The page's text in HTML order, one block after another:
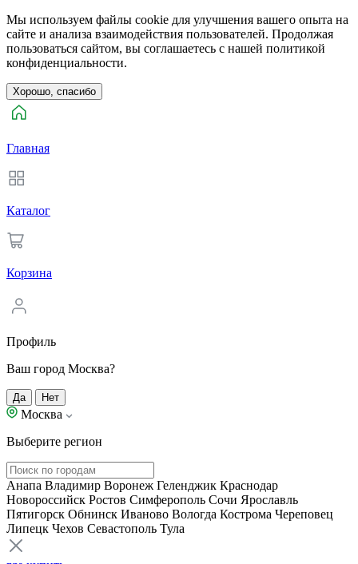
Мы используем файлы cookie для улучшения вашего опыта на
сайте и анализа взаимодействия пользователей. Продолжая
пользоваться сайтом, вы соглашаетесь с нашей политикой
конфиденциальности.
Хорошо, спасибо
Главная
Каталог
Корзина
Профиль
Ваш город Москва?
Да Нет
Москва
Выберите регион
Анапа Владимир Воронеж Геленджик Краснодар
Новороссийск Ростов Симферополь Сочи Ярославль
Пятигорск Обнинск Иваново Вологда Кострома Череповец
Липецк Чехов Севастополь Тула